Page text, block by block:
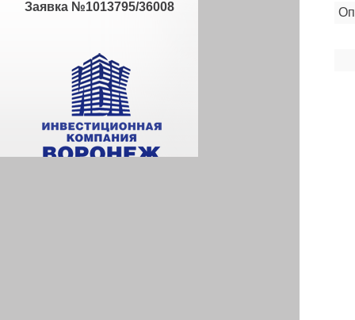
Заявка №1013795/36008